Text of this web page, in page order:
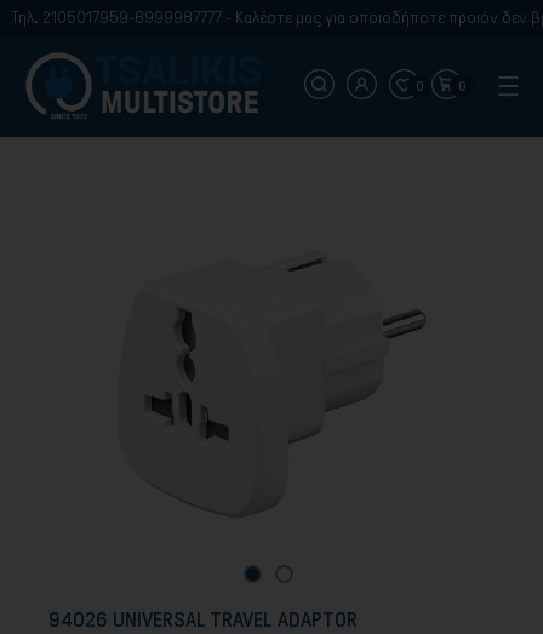
2105017959-6999987777 - Καλέστε μας για οποιοδήποτε προιόν δεν
0 0
94026 UNIVERSAL TRAVEL ADAPTOR